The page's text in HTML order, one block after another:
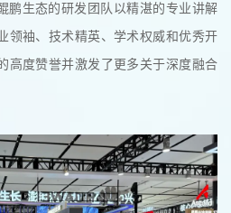
鹏生态的研发团队以精湛的专业讲解
领袖、技术精英、学术权威和优秀开
高度赞誉并激发了更多关于深度融合